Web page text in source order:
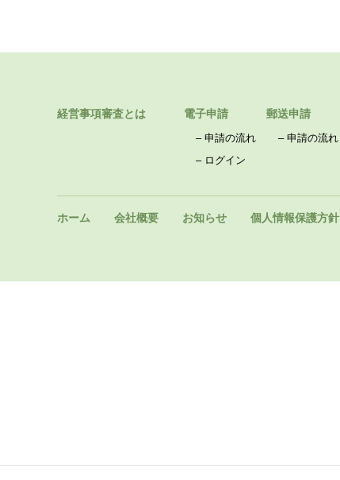
経営事項審査とは 電子申請
–申請の流れ
– ログイン
郵送申請
–申請の流れ
ホーム 会社概要 お知らせ 個人情報保護方針